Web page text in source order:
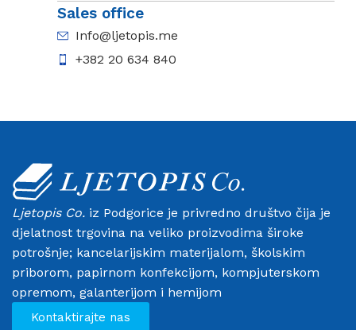
Sales office
Info@ljetopis.me
+382 20 634 840
Ljetopis Co. iz Podgorice je privredno društvo čija je
djelatnost trgovina na veliko proizvodima široke
potrošnje; kancelarijskim materijalom, školskim
priborom, papirnom konfekcijom, kompjuterskom
opremom, galanterijom i hemijom
Kontaktirajte nas